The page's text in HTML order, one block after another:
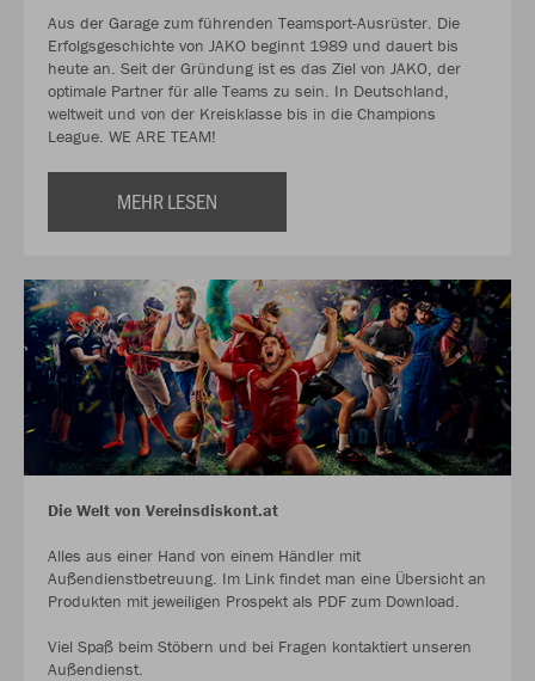
Aus der Garage zum führenden Teamsport-Ausrüster. Die
Erfolgsgeschichte von JAKO beginnt 1989 und dauert bis
heute an. Seit der Gründung ist es das Ziel von JAKO, der
optimale Partner für alle Teams zu sein. In Deutschland,
weltweit und von der Kreisklasse bis in die Champions
League. WE ARE TEAM!
MEHR LESEN
Die Welt von Vereinsdiskont.at
Alles aus einer Hand von einem Händler mit
Außendienstbetreuung. Im Link findet man eine Übersicht an
Produkten mit jeweiligen Prospekt als PDF zum Download.
Viel Spaß beim Stöbern und bei Fragen kontaktiert unseren
Außendienst.